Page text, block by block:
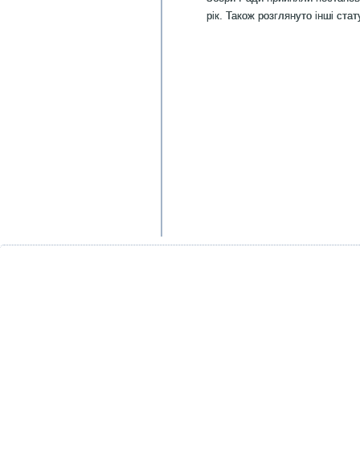
рік. Також розглянуто інші